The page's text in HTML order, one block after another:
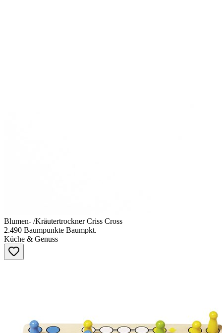
Blumen- /Kräutertrockner Criss Cross
2.490 Baumpunkte Baumpkt.
Küche & Genuss